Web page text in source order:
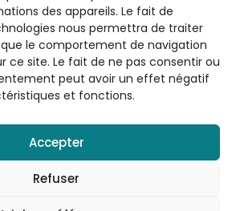
des appareils. Le fait de
nous permettra de traiter
le comportement de navigation
ce site. Le fait de ne pas consentir ou
peut avoir un effet négatif
et fonctions.
Accepter
Refuser
Belge de Sophrologie et de
Mentions légales